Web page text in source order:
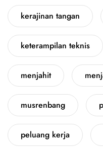
kerajinan tangan
keterampilan teknis
menjahit
musrenbang
peluang kerja